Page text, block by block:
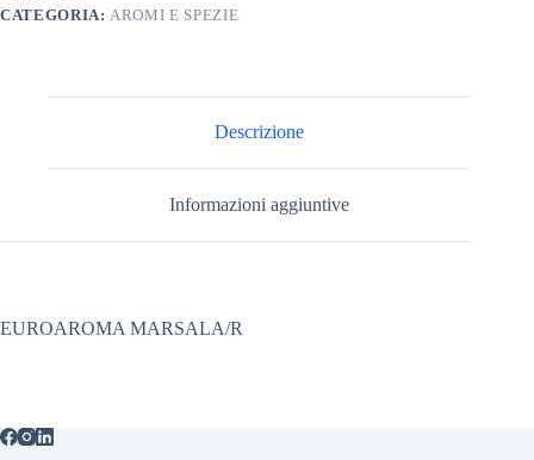
CATEGORIA: AROMI E SPEZIE
Descrizione
Informazioni aggiuntive
EUROAROMA MARSALA/R